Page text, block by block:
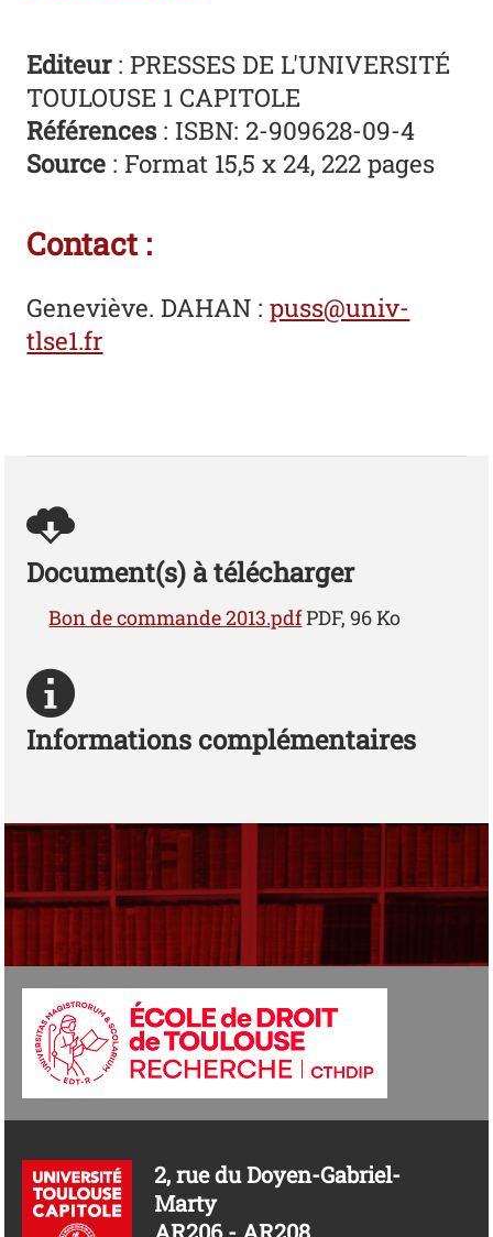
Editeur: PRESSES DE L'UNIVERSITÉ
TOULOUSE 1 CAPITOLE
Références: ISBN: 2-909628-09-4
Source : Format 15,5 x 24, 222 pages
Contact :
Geneviève. DAHAN :puss@univ-
tlse1.fr
Document(s) à télécharger
Bon de commande 2013.pdfPDF, 96 Ko
Informations complémentaires
2, rue du Doyen-Gabriel-
Marty
AR206 - AR208